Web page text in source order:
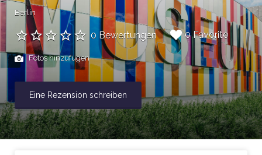
Berlin
0 Bewertungen 0 Favorite
Fotos hinzufügen
Eine Rezension schreiben